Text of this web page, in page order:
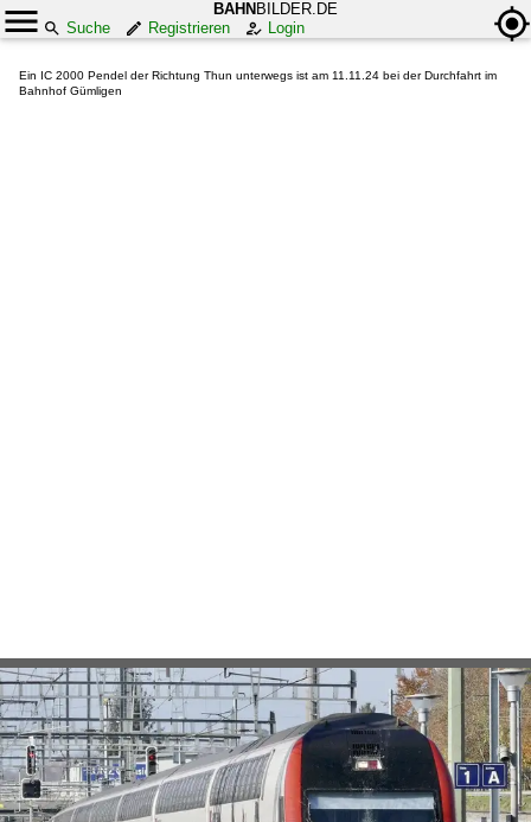
BAHN BILDER.DE
Suche
Registrieren Login
Ein IC 2000 Pendel der Richtung Thun unterwegs ist am 11.11.24 bei der Durchfahrt im
Bahnhof Gümligen